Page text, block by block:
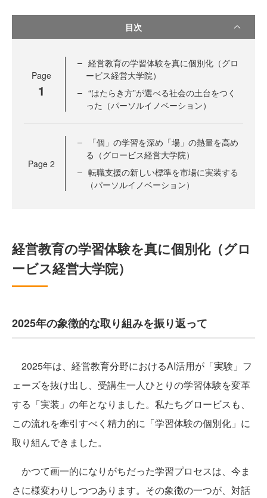
目次
Page
1
経営教育の学習体験を真に個別化（グロ
ービス経営大学院）
“はたらき方”が選べる社会の土台をつく
った（パーソルイノベーション）
Page 2
「個」の学習を深め「場」の熱量を高め
る（グロービス経営大学院）
転職支援の新しい標準を市場に実装する
（パーソルイノベーション）
経営教育の学習体験を真に個別化（グロ
ービス経営大学院）
2025年の象徴的な取り組みを振り返って
2025年は、経営教育分野におけるAI活用が「実験」フ
ェーズを抜け出し、受講生一人ひとりの学習体験を変革
する「実装」の年となりました。私たちグロービスも、
この流れを牽引すべく精力的に「学習体験の個別化」に
取り組んできました。
かつて画一的になりがちだった学習プロセスは、今ま
さに様変わりしつつあります。その象徴の一つが、対話